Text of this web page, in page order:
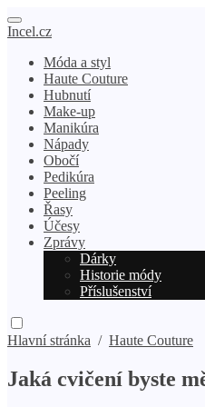
Incel.cz
Móda a styl
Haute Couture
Hubnutí
Make-up
Manikúra
Nápady
Obočí
Pedikúra
Peeling
Řasy
Účesy
Zprávy
Dárky
Historie módy
Příslušenství
Hlavní stránka / Haute Couture
Jaká cvičení byste